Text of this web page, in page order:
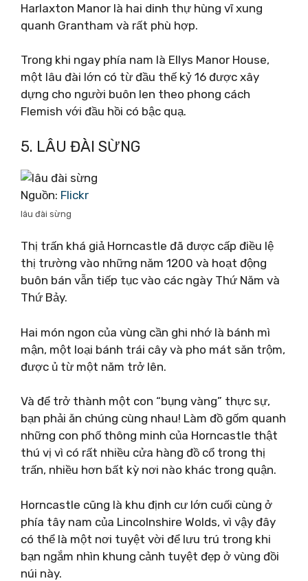
Harlaxton Manor là hai dinh thự hùng vĩ xung
quanh Grantham và rất phù hợp.
Trong khi ngay phía nam là Ellys Manor House,
một lâu đài lớn có từ đầu thế kỷ 16 được xây
dựng cho người buôn len theo phong cách
Flemish với đầu hồi có bậc quạ.
5. LÂU ĐÀI SỪNG
Nguồn: Flickr
lâu đài sừng
Thị trấn khá giả Horncastle đã được cấp điều lệ
thị trường vào những năm 1200 và hoạt động
buôn bán vẫn tiếp tục vào các ngày Thứ Năm và
Thứ Bảy.
Hai món ngon của vùng cần ghi nhớ là bánh mì
mận, một loại bánh trái cây và pho mát săn trộm,
được ủ từ một năm trở lên.
Và để trở thành một con “bụng vàng” thực sự,
bạn phải ăn chúng cùng nhau! Làm đồ gốm quanh
những con phố thông minh của Horncastle thật
thú vị vì có rất nhiều cửa hàng đồ cổ trong thị
trấn, nhiều hơn bất kỳ nơi nào khác trong quận.
Horncastle cũng là khu định cư lớn cuối cùng ở
phía tây nam của Lincolnshire Wolds, vì vậy đây
có thể là một nơi tuyệt vời để lưu trú trong khi
bạn ngắm nhìn khung cảnh tuyệt đẹp ở vùng đồi
núi này.